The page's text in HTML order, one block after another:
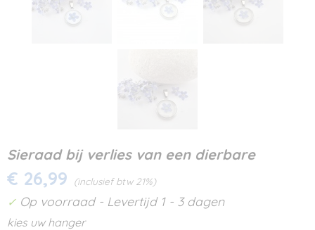
Sieraad bij verlies van een dierbare
€ 26,99 (inclusief btw 21%)
✓ Op voorraad - Levertijd 1 - 3 dagen
kies uw hanger